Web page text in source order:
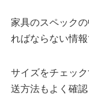
家具のスペック
ればならない情報
サイズをチェッ
送方法もよく確